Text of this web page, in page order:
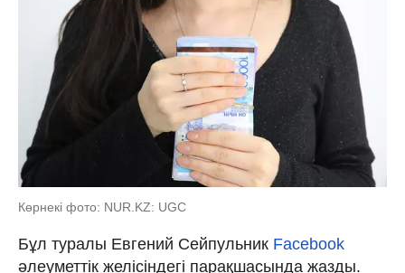
Көрнекі фото: NUR.KZ: UGC
Бұл туралы Евгений Сейпульник Facebook
әлеуметтік желісіндегі парақшасында жазды.